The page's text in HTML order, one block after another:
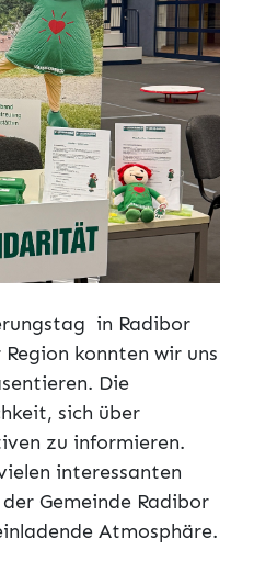
in Radibor
konnten wir uns
Die
sich über
zu informieren.
interessanten
Gemeinde Radibor
Atmosphäre.